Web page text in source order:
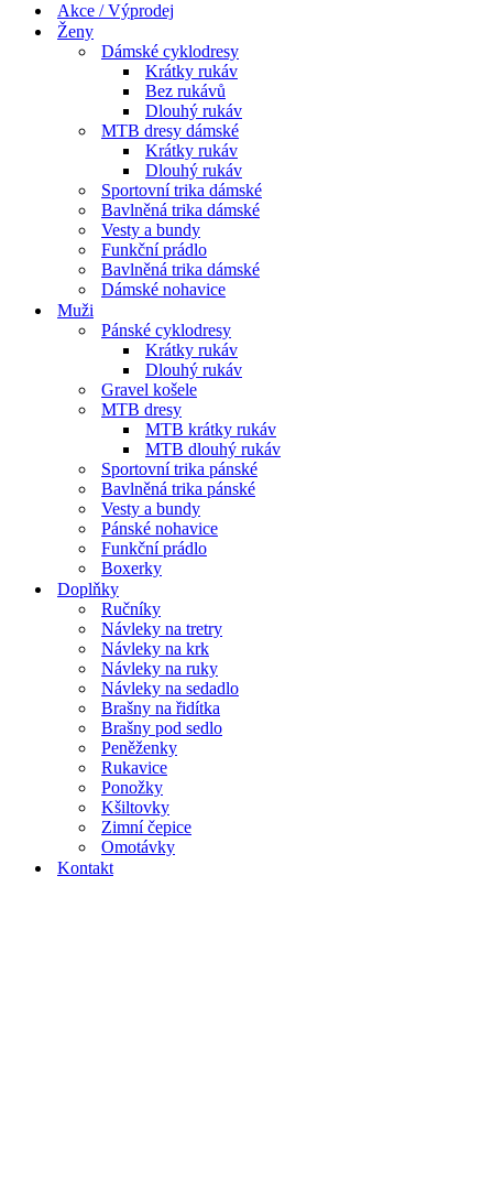
Akce / Výprodej
Ženy
Dámské cyklodresy
Krátky rukáv
Bez rukávů
Dlouhý rukáv
MTB dresy dámské
Krátky rukáv
Dlouhý rukáv
Sportovní trika dámské
Bavlněná trika dámské
Vesty a bundy
Funkční prádlo
Bavlněná trika dámské
Dámské nohavice
Muži
Pánské cyklodresy
Krátky rukáv
Dlouhý rukáv
Gravel košele
MTB dresy
MTB krátky rukáv
MTB dlouhý rukáv
Sportovní trika pánské
Bavlněná trika pánské
Vesty a bundy
Pánské nohavice
Funkční prádlo
Boxerky
Doplňky
Ručníky
Návleky na tretry
Návleky na krk
Návleky na ruky
Návleky na sedadlo
Brašny na řidítka
Brašny pod sedlo
Peněženky
Rukavice
Ponožky
Kšiltovky
Zimní čepice
Omotávky
Kontakt